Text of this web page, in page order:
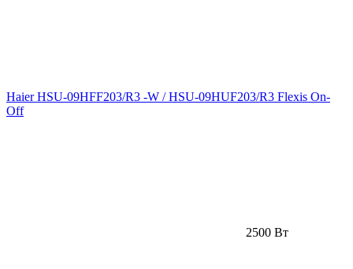
Haier HSU-09HFF203/R3 -W / HSU-09HUF203/R3 Flexis On-
Off
2500 Вт